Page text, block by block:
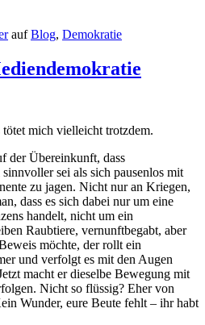
aufBlog, Demokratie
tötet mich vielleicht trotzdem.
der Übereinkunft, dass
sei als sich pausenlos mit
zu jagen. Nicht nur an Kriegen,
dass es sich dabei nur um eine
handelt, nicht um ein
Raubtiere, vernunftbegabt, aber
möchte, der rollt ein
und verfolgt es mit den Augen
macht er dieselbe Bewegung mit
Nicht so flüssig? Eher von
Wunder, eure Beute fehlt – ihr habt